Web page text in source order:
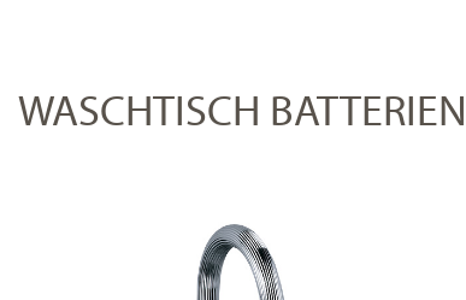
WASCHTISCH BATTERIEN